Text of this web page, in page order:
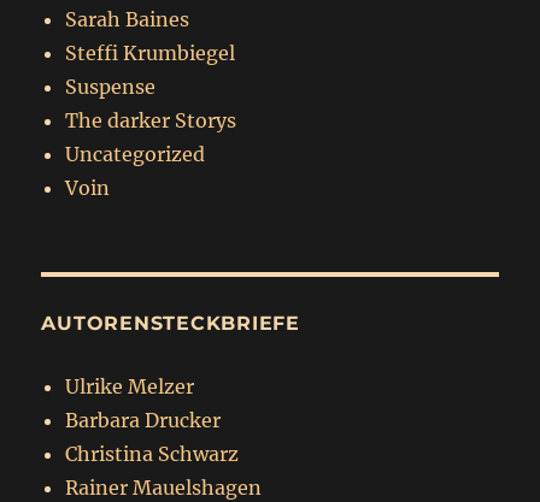
Sarah Baines
Steffi Krumbiegel
Suspense
The darker Storys
Uncategorized
Voin
AUTORENSTECKBRIEFE
Ulrike Melzer
Barbara Drucker
Christina Schwarz
Rainer Mauelshagen